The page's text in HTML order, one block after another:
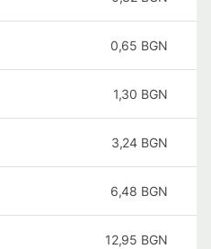
0,65 BGN
1,30 BGN
3,24 BGN
6,48 BGN
12,95 BGN